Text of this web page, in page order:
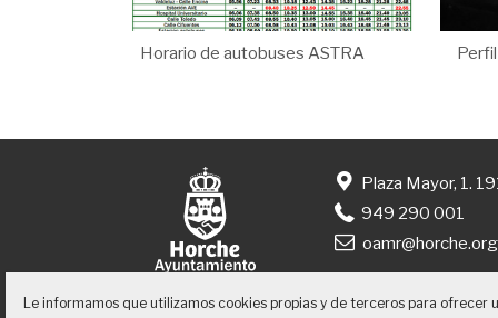
Horario de autobuses ASTRA
Plaza Mayor, 1.
949 290 001
oamr@horche.org
Le informamos que utilizamos cookies propias y de terceros para ofrecer